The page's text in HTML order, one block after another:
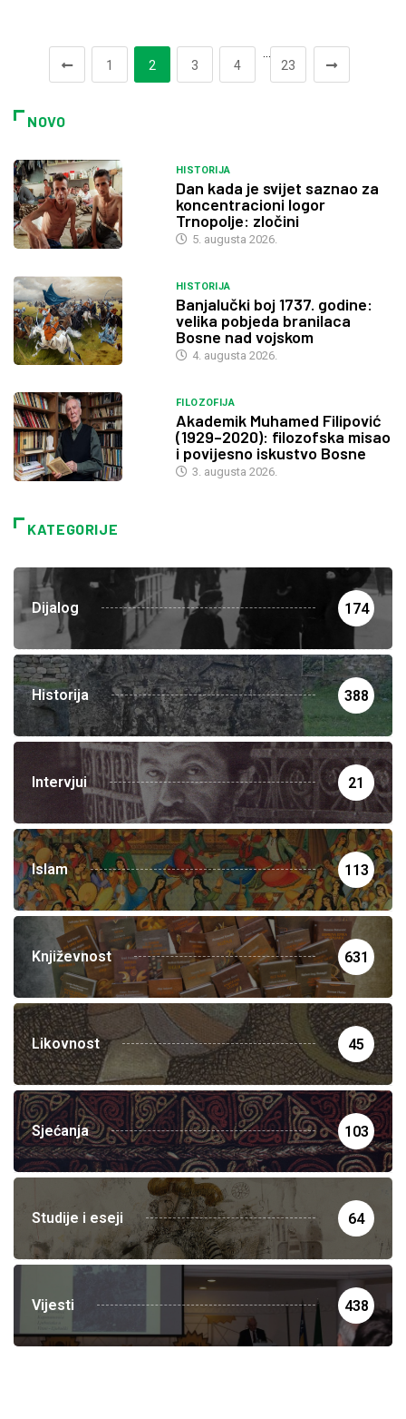
1 2 3 4
23
NOVO
HISTORIJA
Dan kada je svijet saznao za
koncentracioni logor
Trnopolje: zločini
5. augusta 2026.
HISTORIJA
Banjalučki boj 1737. godine:
velika pobjeda branilaca
Bosne nad vojskom
4. augusta 2026.
FILOZOFIJA
Akademik Muhamed Filipović
(1929–2020): filozofska misao
i povijesno iskustvo Bosne
3. augusta 2026.
KATEGORIJE
Dijalog 174
Historija 388
Intervjui 21
Islam 113
Književnost 631
Likovnost 45
Sjećanja 103
Studije i eseji 64
Vijesti 438